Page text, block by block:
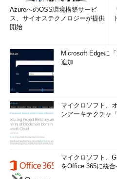
AzureへのOSS環境構築サービ
ス、サイオステクノロジーが提供
開始
Microsoft Edgeに
追加
マイクロソフト、
ンアーキテクチャ
マイクロソフト、
をOffice 365に統合